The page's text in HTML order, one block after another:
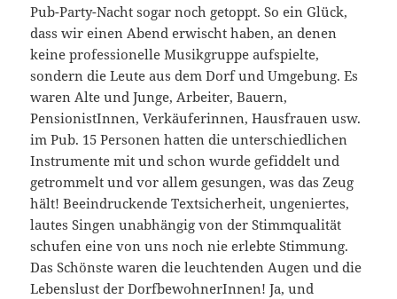
Pub-Party-Nacht sogar noch getoppt. So ein Glück,
dass wir einen Abend erwischt haben, an denen
keine professionelle Musikgruppe aufspielte,
sondern die Leute aus dem Dorf und Umgebung. Es
waren Alte und Junge, Arbeiter, Bauern,
PensionistInnen, Verkäuferinnen, Hausfrauen usw.
im Pub. 15 Personen hatten die unterschiedlichen
Instrumente mit und schon wurde gefiddelt und
getrommelt und vor allem gesungen, was das Zeug
hält! Beeindruckende Textsicherheit, ungeniertes,
lautes Singen unabhängig von der Stimmqualität
schufen eine von uns noch nie erlebte Stimmung.
Das Schönste waren die leuchtenden Augen und die
Lebenslust der DorfbewohnerInnen! Ja, und